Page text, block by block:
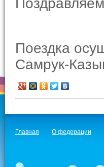
Поездка
Самрук-
Главная О федерации